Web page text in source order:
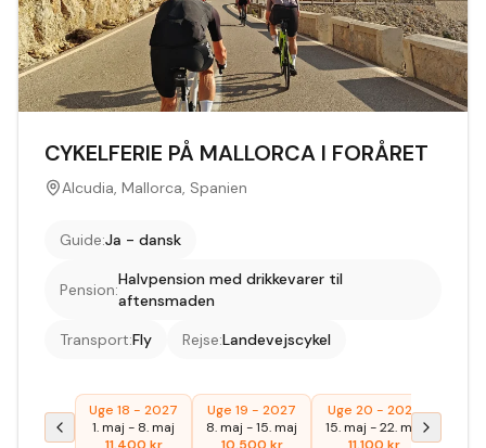
CYKELFERIE PÅ MALLORCA I FORÅRET
Alcudia, Mallorca, Spanien
Guide:Ja - dansk
Pension:
Halvpension med drikkevarer til
aftensmaden
Transport:Fly Rejse:Landevejscykel
Uge 18 - 2027
1. maj - 8. maj
Uge 19 - 2027
8. maj -15. maj
Uge 20 - 2027
15. maj -22. maj